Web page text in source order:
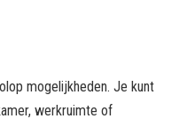
mogelijkheden. Je kunt
werkruimte of